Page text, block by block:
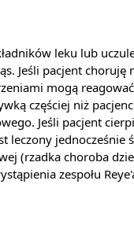
leku lub
Jeśli pacjent
mogą
częściej niż
Jeśli pacjent
leczony
(rzadka choroba
zespołu